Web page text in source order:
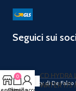
Seguici sui
PuntoBeauty di De Falco
CD HYDRA
WATER 175
0